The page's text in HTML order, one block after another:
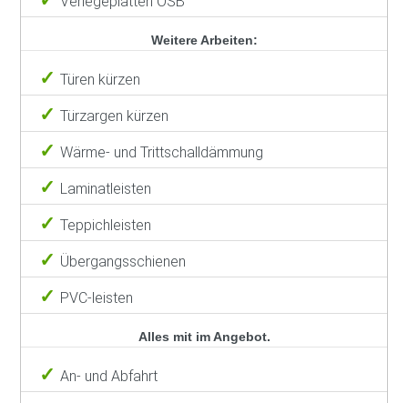
Weitere Arbeiten:
Türen kürzen
Türzargen kürzen
Wärme- und Trittschalldämmung
Laminatleisten
Teppichleisten
Übergangsschienen
PVC-leisten
Alles mit im Angebot.
An- und Abfahrt